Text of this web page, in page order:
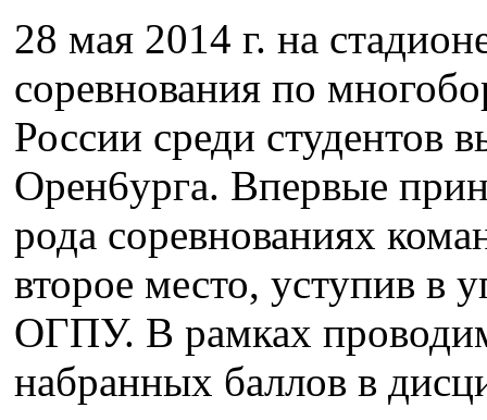
28 мая 2014 г. на
соревнования по
России среди студентов
Орен6урга. Впервые
рода соревнованиях
второе место, уступив в
ОГПУ. В рамках
набранных баллов в